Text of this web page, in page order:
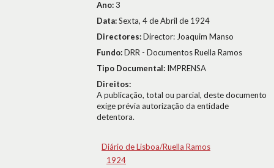
Ano:3
Data:Sexta, 4 de Abril de 1924
Directores:Director: Joaquim Manso
Fundo:DRR - Documentos Ruella Ramos
Tipo Documental: IMPRENSA
Direitos:
A publicação, total ou parcial, deste documento
exige prévia autorização da entidade
detentora.
Diário de Lisboa/Ruella Ramos
1924